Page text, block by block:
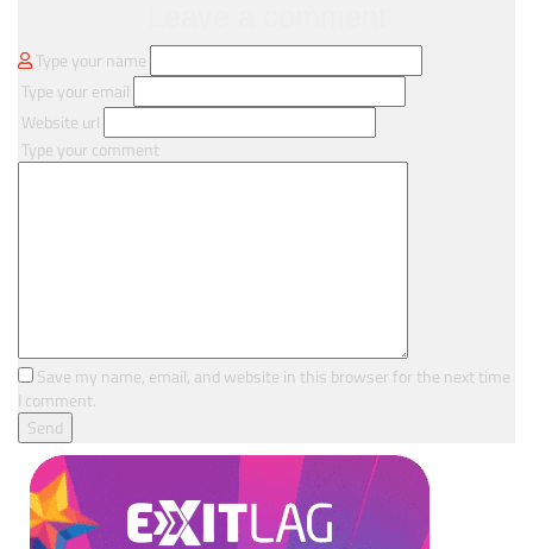
Type your name
Type your email
Website url
Type your comment
Save my name, email, and website in this browser for the next time
I comment.